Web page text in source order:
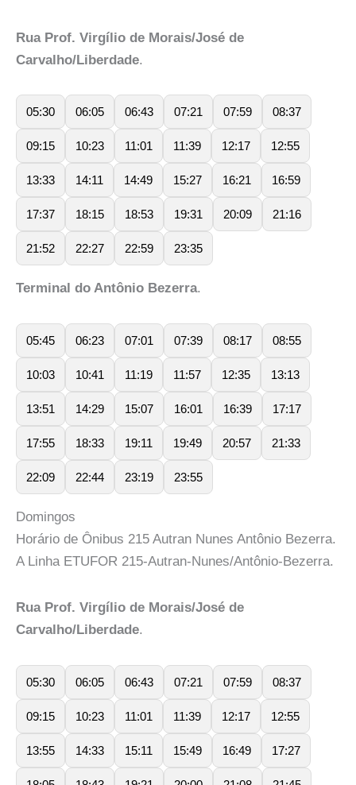
Rua Prof. Virgílio de Morais/José de
Carvalho/Liberdade.
05:30 06:05 06:43 07:21 07:59 08:37
09:15 10:23 11:01 11:39 12:17 12:55
13:33 14:11 14:49 15:27 16:21 16:59
17:37 18:15 18:53 19:31 20:09 21:16
21:52 22:27 22:59 23:35
Terminal do Antônio Bezerra.
05:45 06:23 07:01 07:39 08:17 08:55
10:03 10:41 11:19 11:57 12:35 13:13
13:51 14:29 15:07 16:01 16:39 17:17
17:55 18:33 19:11 19:49 20:57 21:33
22:09 22:44 23:19 23:55
Domingos
Horário de Ônibus 215 Autran Nunes Antônio Bezerra.
A Linha ETUFOR 215-Autran-Nunes/Antônio-Bezerra.
Rua Prof. Virgílio de Morais/José de
Carvalho/Liberdade.
05:30 06:05 06:43 07:21 07:59 08:37
09:15 10:23 11:01 11:39 12:17 12:55
13:55 14:33 15:11 15:49 16:49 17:27